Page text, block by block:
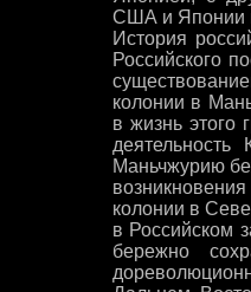
США и Японии
История
Российского
колонии в
в жизнь этого
Маньчжурию
колонии в
в Российском
бережно